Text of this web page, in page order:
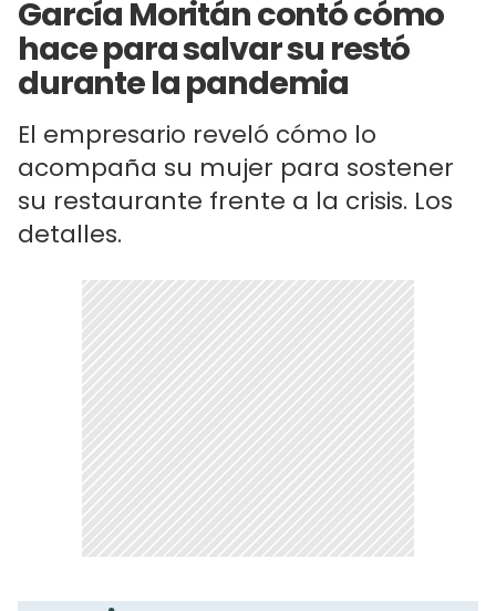
García Moritán contó cómo
hace para salvar su restó
durante la pandemia
El empresario reveló cómo lo
acompaña su mujer para sostener
su restaurante frente a la crisis. Los
detalles.